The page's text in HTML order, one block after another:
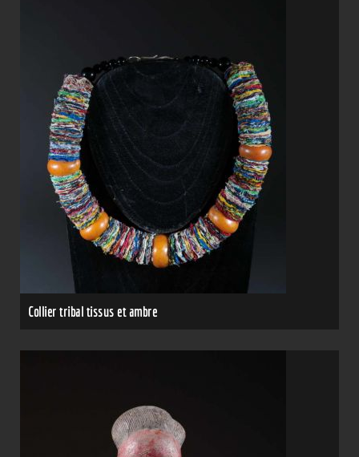
Collier tribal tissus et ambre